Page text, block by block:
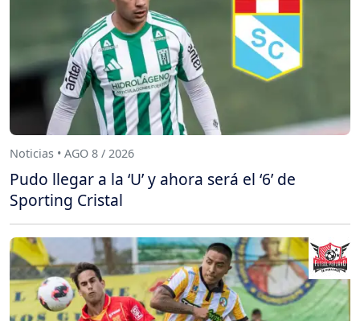
Noticias • AGO 8 / 2026
Pudo llegar a la ‘U’ y ahora será el ‘6’ de
Sporting Cristal